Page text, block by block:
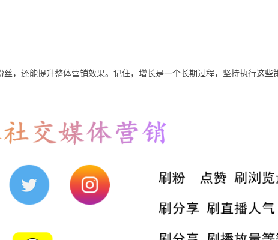
，还能提升整体营销效果。记住，增长是一个长期过程，坚持执行这些